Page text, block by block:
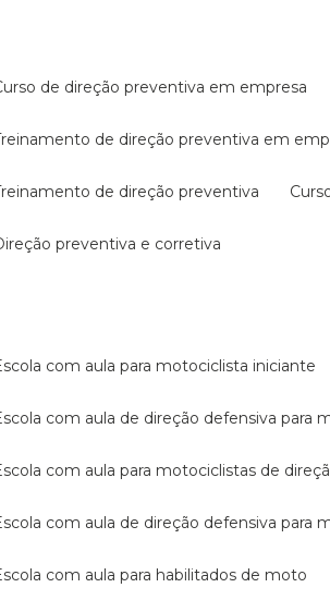
curso de direção preventiva em empresa
treinamento de direção preventiva em
treinamento de direção preventiva
direção preventiva e corretiva
escola com aula para motociclista iniciante
escola com aula de direção defensiva para
escola com aula para motociclistas de
escola com aula de direção defensiva para
escola com aula para habilitados de moto